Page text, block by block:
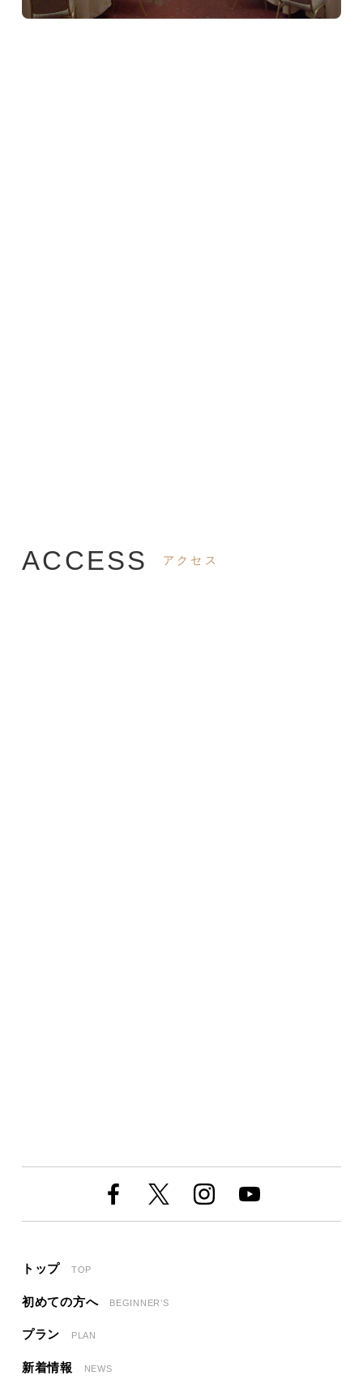
ACCESS アクセス
トップ TOP
初めての方へ BEGINNER’S
プラン PLAN
新着情報 NEWS